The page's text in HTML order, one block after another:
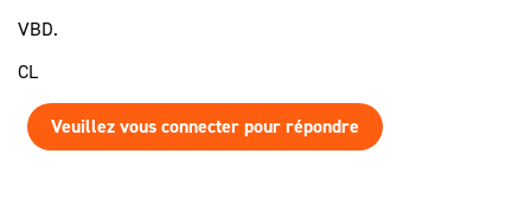
VBD.
CL
Veuillez vous connecter pour répondre